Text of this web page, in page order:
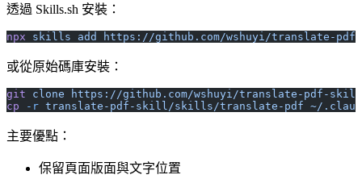
透過 Skills.sh 安裝：
npx skills add https://github.com/wshuyi/translate-
或從原始碼庫安裝：
git clone https://github.com/wshuyi/translate-pdf-
cp -r translate-pdf-skill/skills/translate-pdf ~/
主要優點：
保留頁面版面與文字位置